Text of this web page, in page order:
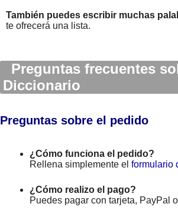
También puedes escribir muchas
te ofrecerá una lista.
Preguntas frecuentes
Diccionario
Preguntas sobre el pedido
¿Cómo funciona el pedido?
Rellena simplemente el formulario
¿Cómo realizo el pago?
Puedes pagar con tarjeta, PayPal